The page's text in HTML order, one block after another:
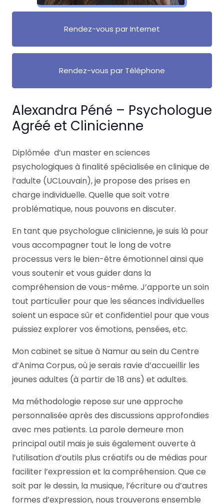
Alexandra Péné – Psychologue
Agréé et Clinicienne
Diplômée d’un master en sciences
psychologiques à finalité spécialisée en clinique de
l’adulte (UCLouvain), je propose des prises en
charge individuelle. Quelle que soit votre
problématique, nous pouvons en discuter.
En tant que psychologue clinicienne, je suis là pour
vous accompagner tout le long de votre
processus vers le bien-être émotionnel ainsi que
vous soutenir et vous guider dans la
compréhension de vous-même. J’apporte un soin
tout particulier pour que les séances individuelles
soient un espace sûr et confidentiel pour que vous
puissiez explorer vos émotions, pensées, etc.
Mon cabinet se situe à Namur au sein du Centre
d’Anima Corpus, où je serais ravie d’accueillir les
jeunes adultes (à partir de 18 ans) et adultes.
Ma méthodologie repose sur une approche
personnalisée après des discussions approfondies
avec mes patients. La parole demeure mon
principal outil mais je suis également ouverte à
l’utilisation d’outils plus créatifs ou de médias pour
faciliter l’expression et la compréhension. Que ce
soit par le dessin, la musique, l’écriture ou d’autres
formes d’expression, nous trouverons ensemble
Rendez-vous par Internet
Rendez-vous par Téléphone